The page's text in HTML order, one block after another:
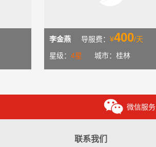
李金燕 导服费： ¥400/天
星级： 4星 城市：桂林
微信服务
联系我们